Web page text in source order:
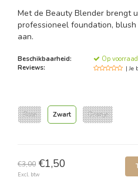
Met de Beauty Blender brengt
professioneel foundation,
aan.
Beschikbaarheid:
Op voorraad
Reviews:
| Je
Roze Zwart Oranje
€3,00 €1,50
Excl. btw